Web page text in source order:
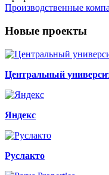
Производственные
Новые проекты
Центральный
Яндекс
Руслакто